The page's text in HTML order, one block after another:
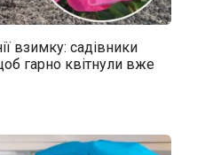
взимку: садівники
гарно квітнули вже